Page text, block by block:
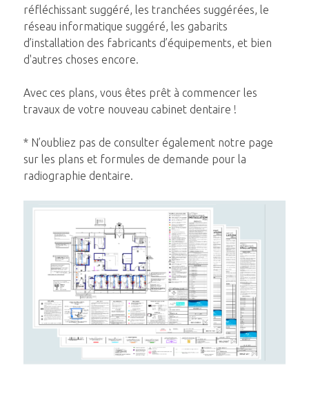
réfléchissant suggéré, les tranchées suggérées, le
réseau informatique suggéré, les gabarits
d’installation des fabricants d’équipements, et bien
d'autres choses encore.
Avec ces plans, vous êtes prêt à commencer les
travaux de votre nouveau cabinet dentaire !
* N’oubliez pas de consulter également notre page
sur les plans et formules de demande pour la
radiographie dentaire.